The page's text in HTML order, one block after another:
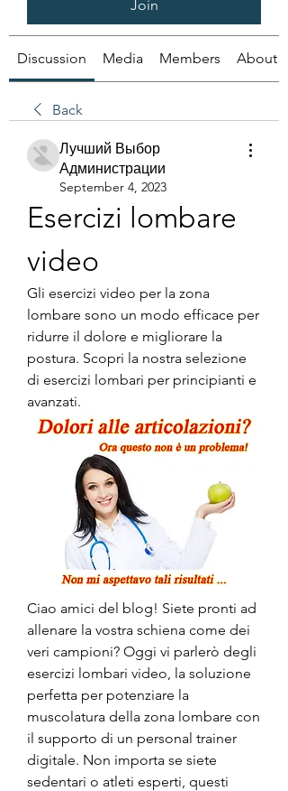
Join
Discussion Media Members About
Back
Лучший Выбор
Администрации
September 4, 2023
Esercizi lombare
video
Gli esercizi video per la zona
lombare sono un modo efficace per
ridurre il dolore e migliorare la
postura. Scopri la nostra selezione
di esercizi lombari per principianti e
avanzati.
Ciao amici del blog! Siete pronti ad
allenare la vostra schiena come dei
veri campioni? Oggi vi parlerò degli
esercizi lombari video, la soluzione
perfetta per potenziare la
muscolatura della zona lombare con
il supporto di un personal trainer
digitale. Non importa se siete
sedentari o atleti esperti, questi